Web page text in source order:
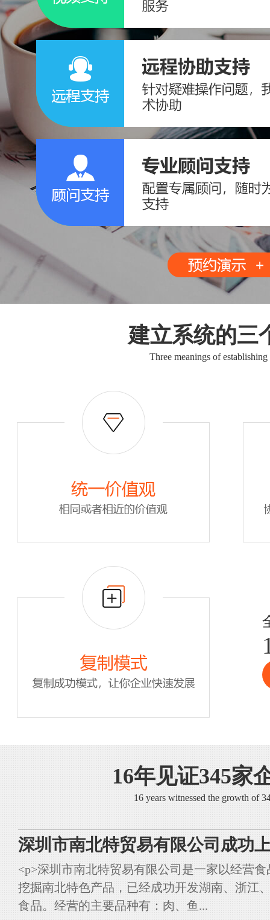
建立系统的三
Three meanings of establishing
16年见证345家
16 years witnessed the growth of
深圳市南北特贸易有限公司成功
<p>深圳市南北特贸易有限公司是一家以经营
挖掘南北特色产品，已经成功开发湖南、浙江
食品。经营的主要品种有：肉、鱼...